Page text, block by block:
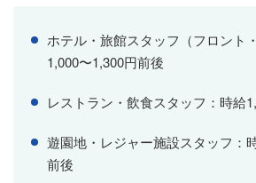
ホテル・旅館スタッフ（フロント
1,000〜1,300円前後
レストラン・飲食スタッフ：時給
遊園地・レジャー施設スタッフ：
前後